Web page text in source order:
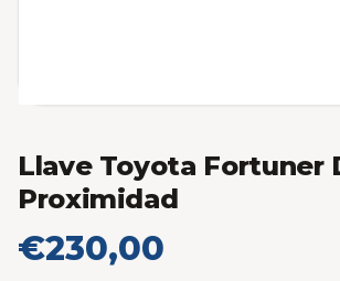
Llave Toyota Fortuner
Proximidad
€230,00